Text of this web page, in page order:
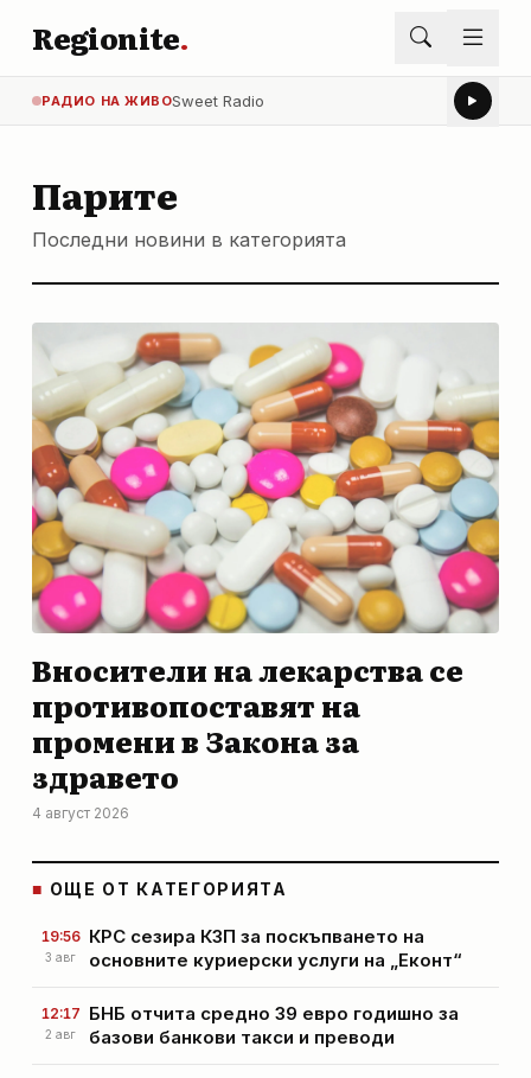
Regionite.
РАДИО НА ЖИВОSweet Radio
Парите
Последни новини в категорията
Вносители на лекарства се
противопоставят на
промени в Закона за
здравето
4 август 2026
■ ОЩЕ ОТ КАТЕГОРИЯТА
19:56
3 авг
КРС сезира КЗП за поскъпването на
основните куриерски услуги на „Еконт“
12:17
2 авг
БНБ отчита средно 39 евро годишно за
базови банкови такси и преводи